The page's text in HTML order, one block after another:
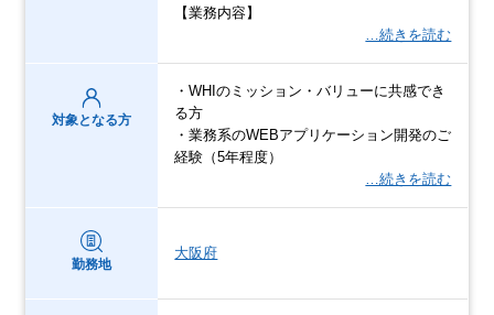
【業務内容】
…続きを読む
対象となる方
・WHIのミッション・バリューに共感でき
る方
・業務系のWEBアプリケーション開発のご
経験（5年程度）
…続きを読む
勤務地
大阪府